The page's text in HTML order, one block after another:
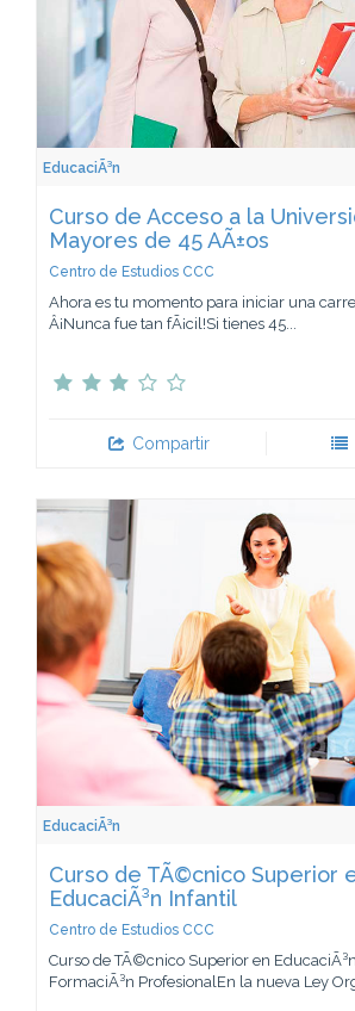
EducaciÃ³n
Curso de Acceso a la
Mayores de 45 AÃ±os
Centro de Estudios CCC
Ahora es tu momento para iniciar una
Â¡Nunca fue tan fÃ¡cil!Si tienes 45...
Compartir
EducaciÃ³n
Curso de TÃ©cnico Superior
EducaciÃ³n Infantil
Centro de Estudios CCC
Curso de TÃ©cnico Superior en EducaciÃ³n
FormaciÃ³n ProfesionalEn la nueva Ley